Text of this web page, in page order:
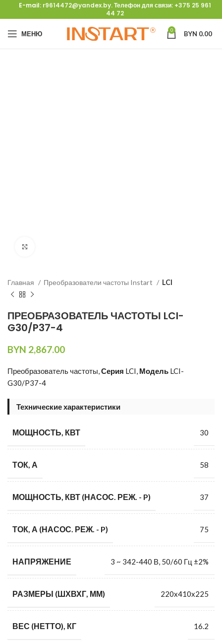
E-mail: r9614472@yandex.by. Телефон для связи: +375 25 961
44 72
МЕНЮ 0 BYN 0.00
Главная Преобразователи частоты Instart LCI
ПРЕОБРАЗОВАТЕЛЬ ЧАСТОТЫ LCI-
G30/P37-4
BYN 2,867.00
Преобразователь частоты,Серия LCI, Модель LCI-
G30/P37-4
Технические характеристики
МОЩНОСТЬ, КВТ 30
ТОК, А 58
МОЩНОСТЬ, КВТ (НАСОС. РЕЖ. - P) 37
ТОК, А (НАСОС. РЕЖ. - P) 75
НАПРЯЖЕНИЕ 3 ~ 342-440 В, 50/60 Гц ±2%
РАЗМЕРЫ (ШХВХГ, ММ) 220x410x225
ВЕС (НЕТТО), КГ 16.2